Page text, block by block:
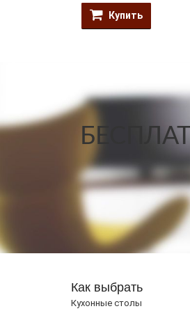
Купить
Как выбрать
Кухонные столы